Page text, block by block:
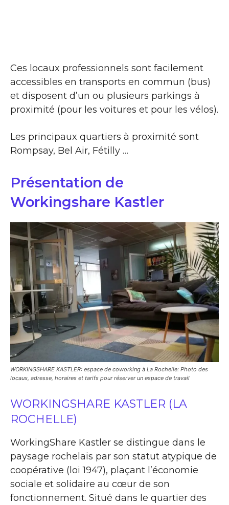
Ces locaux professionnels sont facilement
accessibles en transports en commun (bus)
et disposent d’un ou plusieurs parkings à
proximité (pour les voitures et pour les vélos).
Les principaux quartiers à proximité sont
Rompsay, Bel Air, Fétilly …
Présentation de
Workingshare Kastler
WORKINGSHARE KASTLER: espace de coworking à La Rochelle: Photo des
locaux, adresse, horaires et tarifs pour réserver un espace de travail
WORKINGSHARE KASTLER (LA
ROCHELLE)
WorkingShare Kastler se distingue dans le
paysage rochelais par son statut atypique de
coopérative (loi 1947), plaçant l’économie
sociale et solidaire au cœur de son
fonctionnement. Situé dans le quartier des